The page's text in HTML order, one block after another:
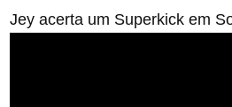
Jey acerta um Superkick em